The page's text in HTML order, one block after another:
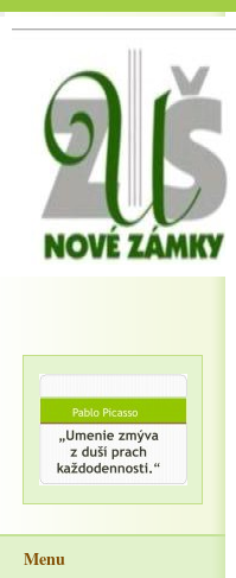
Menu